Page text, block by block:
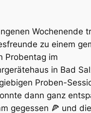
Wochenende
zu einem
Probentag im
in Bad
Proben-
dann ganz
gegessen 🍕 und